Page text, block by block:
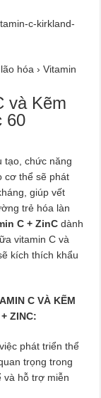
c-kirkland-
hóa › Vitamin
và Kẽm
60
tạo, chức năng
cơ thể sẽ phát
giúp vết
trẻ hóa làn
C + ZinC dành
vitamin C và
kích thích khẩu
C VÀ KẼM
ZINC:
phát triển thể
trọng trong
và hỗ trợ miễn